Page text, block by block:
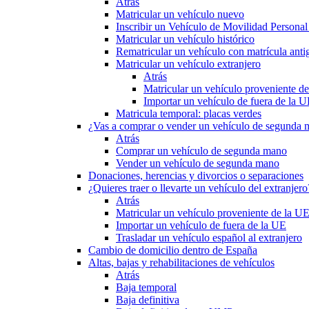
Matricular un vehículo nuevo
Inscribir un Vehículo de Movilidad
Matricular un vehículo histórico
Rematricular un vehículo con matrícula
Matricular un vehículo extranjero
Atrás
Matricular un vehículo proveniente
Importar un vehículo de fuera de la
Matricula temporal: placas verdes
¿Vas a comprar o vender un vehículo de segunda
Atrás
Comprar un vehículo de segunda mano
Vender un vehículo de segunda mano
Donaciones, herencias y divorcios o separaciones
¿Quieres traer o llevarte un vehículo del
Atrás
Matricular un vehículo proveniente de la UE
Importar un vehículo de fuera de la UE
Trasladar un vehículo español al extranjero
Cambio de domicilio dentro de España
Altas, bajas y rehabilitaciones de vehículos
Atrás
Baja temporal
Baja definitiva